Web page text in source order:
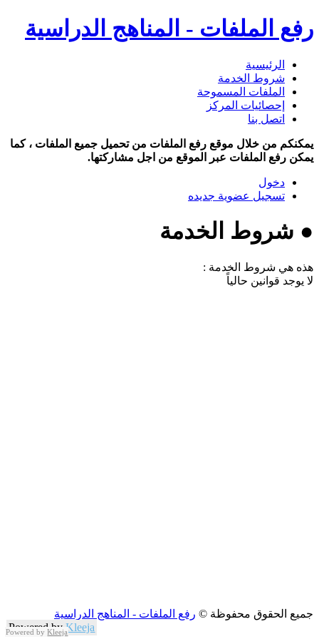
Powered byKleeja
رفع الملفات - المناهج الدراسية
الرئيسية
شروط الخدمة
الملفات المسموحة
إحصائيات المركز
اتصل بنا
يمكنكم من خلال موقع رفع الملفات من تحميل جميع الملفات ، كما
يمكن رفع الملفات عبر الموقع من اجل مشاركتها.
دخول
تسجيل عضوية جديده
● شروط الخدمة
هذه هي شروط الخدمة :
لا يوجد قوانين حالياً
جميع الحقوق محفوظة © رفع الملفات - المناهج الدراسية
Powered byKleeja